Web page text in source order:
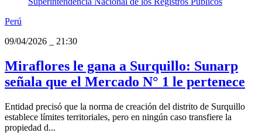
Perú
09/04/2026
21:30
Miraflores le gana a Surquillo: Sunarp
señala que el Mercado N° 1 le pertenece
Entidad precisó que la norma de creación del distrito de Surquillo
establece límites territoriales, pero en ningún caso transfiere la
propiedad d...